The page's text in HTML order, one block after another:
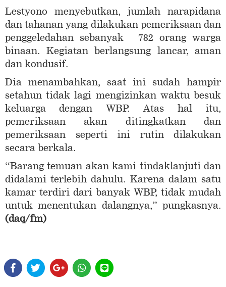
Lestyono menyebutkan, jumlah narapidana
dan tahanan yang dilakukan pemeriksaan dan
penggeledahan sebanyak 782 orang warga
binaan. Kegiatan berlangsung lancar, aman
dan kondusif.
Dia menambahkan, saat ini sudah hampir
setahun tidak lagi mengizinkan waktu besuk
keluarga dengan WBP. Atas hal itu,
pemeriksaan akan ditingkatkan dan
pemeriksaan seperti ini rutin dilakukan
secara berkala.
“Barang temuan akan kami tindaklanjuti dan
didalami terlebih dahulu. Karena dalam satu
kamar terdiri dari banyak WBP, tidak mudah
untuk menentukan dalangnya,” pungkasnya.
(daq/fm)